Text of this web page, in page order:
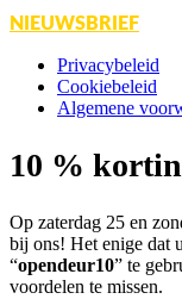
NIEUWSBRIEF
Privacybeleid
Cookiebeleid
Algemene
10 %
Op zaterdag 25 en
bij ons! Het enige dat
“opendeur10” te
voordelen te missen.